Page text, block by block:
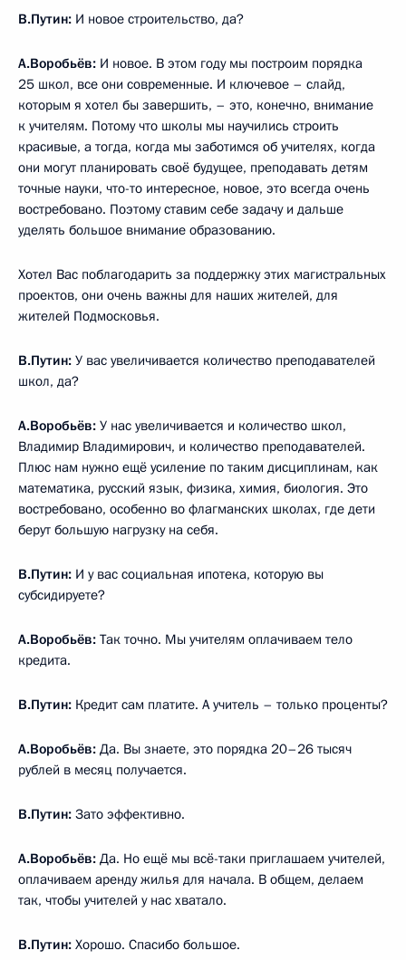
В.Путин: И новое строительство, да?
А.Воробьёв: И новое. В этом году мы построим порядка
25 школ, все они современные. И ключевое – слайд,
которым я хотел бы завершить, – это, конечно, внимание
к учителям. Потому что школы мы научились строить
красивые, а тогда, когда мы заботимся об учителях, когда
они могут планировать своё будущее, преподавать детям
точные науки, что-то интересное, новое, это всегда очень
востребовано. Поэтому ставим себе задачу и дальше
уделять большое внимание образованию.
Хотел Вас поблагодарить за поддержку этих магистральных
проектов, они очень важны для наших жителей, для
жителей Подмосковья.
В.Путин: У вас увеличивается количество преподавателей
школ, да?
А.Воробьёв: У нас увеличивается и количество школ,
Владимир Владимирович, и количество преподавателей.
Плюс нам нужно ещё усиление по таким дисциплинам, как
математика, русский язык, физика, химия, биология. Это
востребовано, особенно во флагманских школах, где дети
берут большую нагрузку на себя.
В.Путин: И у вас социальная ипотека, которую вы
субсидируете?
А.Воробьёв: Так точно. Мы учителям оплачиваем тело
кредита.
В.Путин: Кредит сам платите. А учитель – только проценты?
А.Воробьёв: Да. Вы знаете, это порядка 20–26 тысяч
рублей в месяц получается.
В.Путин: Зато эффективно.
А.Воробьёв: Да. Но ещё мы всё-таки приглашаем учителей,
оплачиваем аренду жилья для начала. В общем, делаем
так, чтобы учителей у нас хватало.
В.Путин: Хорошо. Спасибо большое.